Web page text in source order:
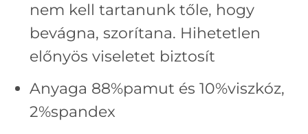
nem kell tartanunk tőle, hogy
bevágna, szorítana. Hihetetlen
előnyös viseletet biztosít
Anyaga 88%pamut és 10%viszkóz,
2%spandex